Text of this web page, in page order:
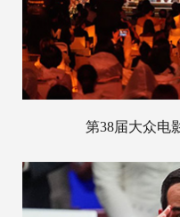
第38届大众电